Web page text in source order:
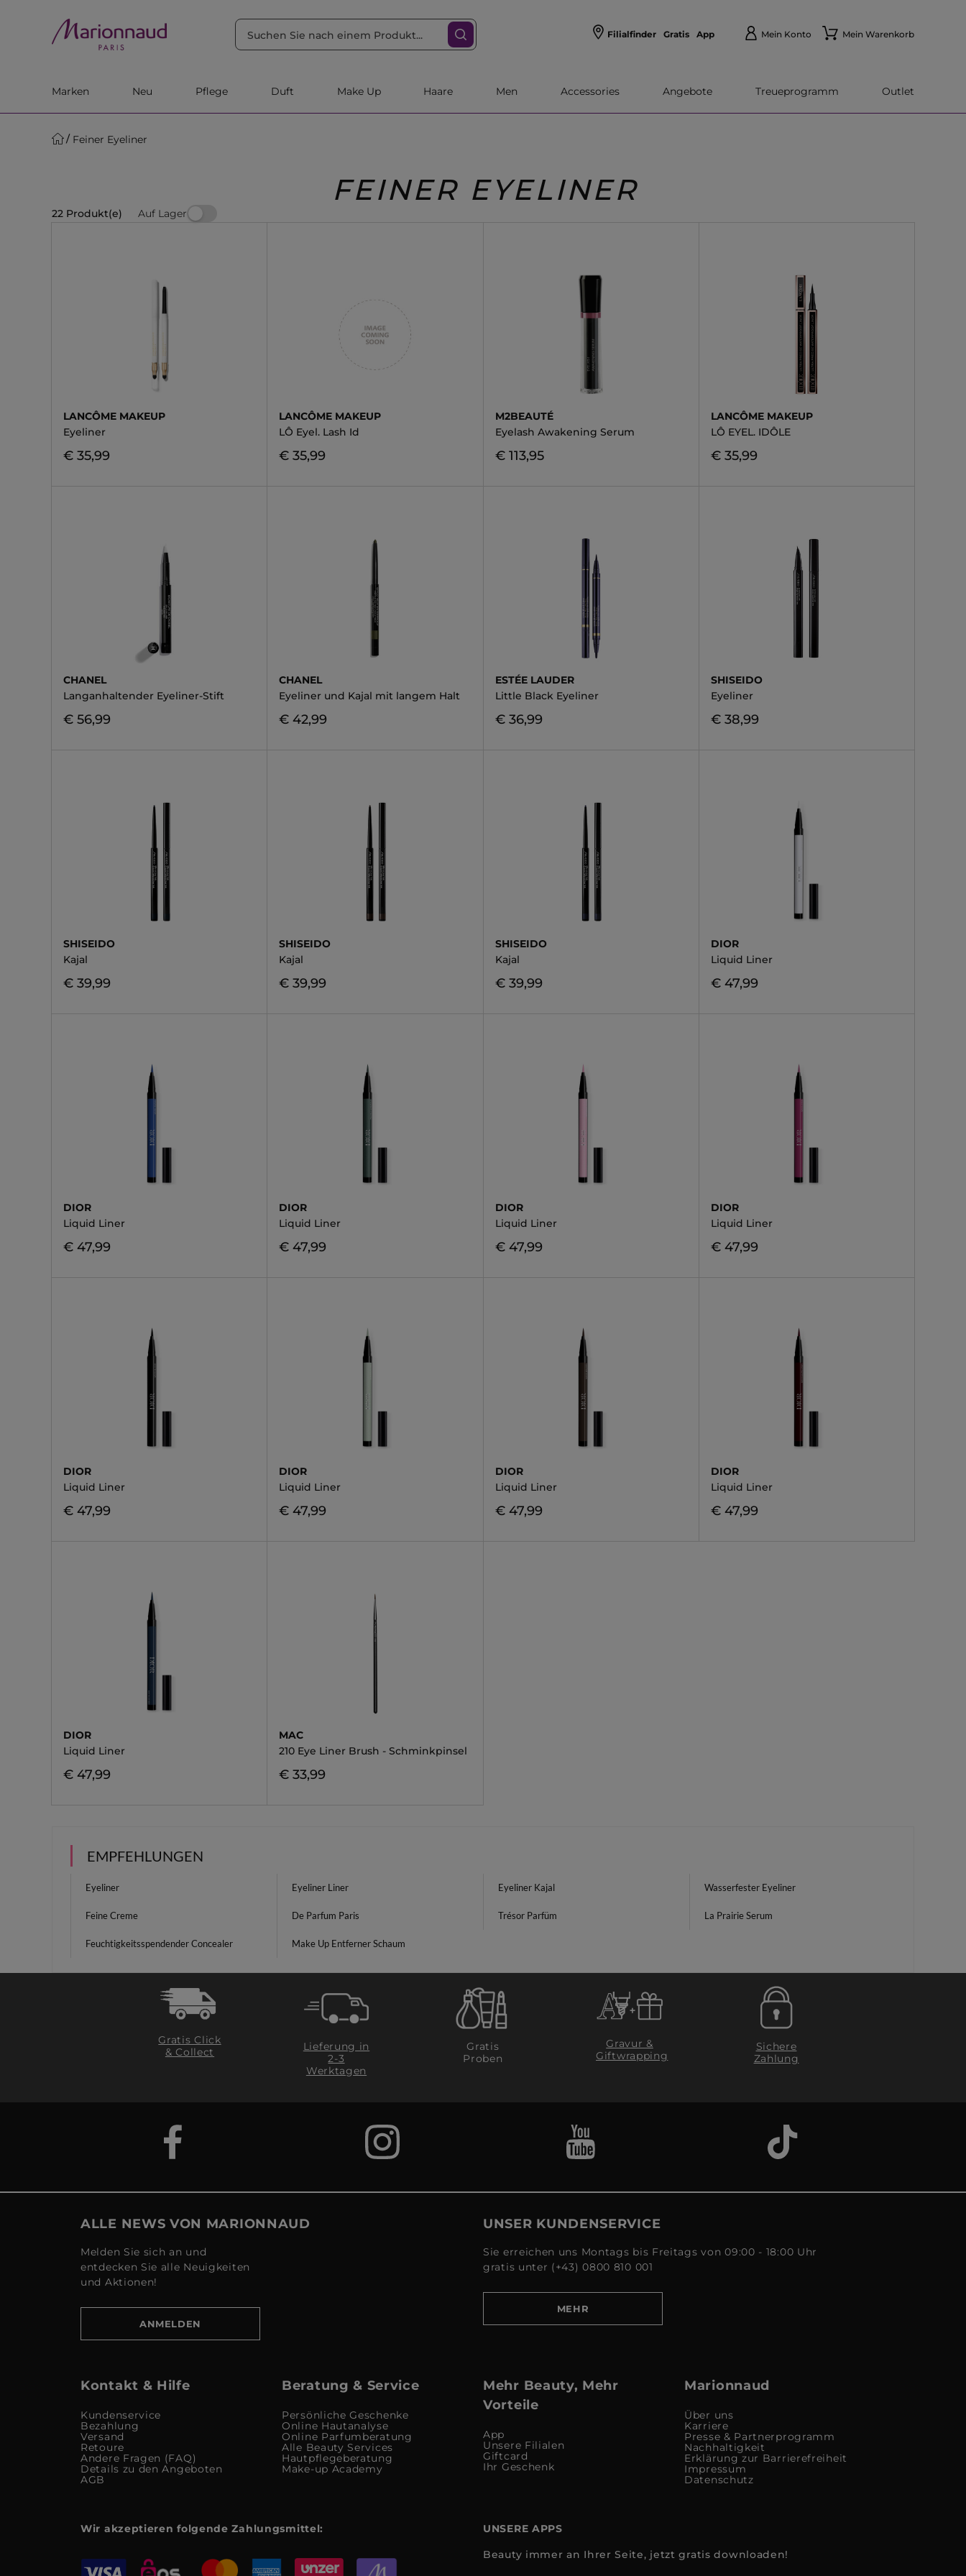
Filialfinder Gratis App Mein Konto Mein Warenkorb
Marken Neu Pflege Duft Make Up Haare Men Accessories Angebote Treueprogramm Outlet
Feiner Eyeliner
FEINER EYELINER
22 Produkt(e) Auf Lager
LANCÔME MAKEUP
Eyeliner
€ 35,99
LANCÔME MAKEUP
LÔ Eyel. Lash Id
€ 35,99
M2BEAUTÉ
Eyelash Awakening Serum
€ 113,95
LANCÔME MAKEUP
LÔ EYEL. IDÔLE
€ 35,99
CHANEL
Langanhaltender Eyeliner-Stift
€ 56,99
CHANEL
Eyeliner und Kajal mit langem Halt
€ 42,99
ESTÉE LAUDER
Little Black Eyeliner
€ 36,99
SHISEIDO
Eyeliner
€ 38,99
SHISEIDO
Kajal
€ 39,99
SHISEIDO
Kajal
€ 39,99
SHISEIDO
Kajal
€ 39,99
DIOR
Liquid Liner
€ 47,99
DIOR
Liquid Liner
€ 47,99
DIOR
Liquid Liner
€ 47,99
DIOR
Liquid Liner
€ 47,99
DIOR
Liquid Liner
€ 47,99
DIOR
Liquid Liner
€ 47,99
DIOR
Liquid Liner
€ 47,99
DIOR
Liquid Liner
€ 47,99
DIOR
Liquid Liner
€ 47,99
DIOR
Liquid Liner
€ 47,99
MAC
210 Eye Liner Brush - Schminkpinsel
€ 33,99
EMPFEHLUNGEN
Eyeliner Eyeliner Liner Eyeliner Kajal Wasserfester Eyeliner
Feine Creme De Parfum Paris Trésor Parfüm La Prairie Serum
Feuchtigkeitsspendender Concealer Make Up Entferner Schaum
Gratis Click
& Collect
Lieferung in
2-3
Werktagen
Gratis
Proben
Gravur &
Giftwrapping
Sichere
Zahlung
ALLE NEWS VON MARIONNAUD
Melden Sie sich an und
entdecken Sie alle Neuigkeiten
und Aktionen!
ANMELDEN
UNSER KUNDENSERVICE
Sie erreichen uns Montags bis Freitags von 09:00 - 18:00 Uhr
gratis unter (+43) 0800 810 001
MEHR
Kontakt & Hilfe
Kundenservice
Bezahlung
Versand
Retoure
Andere Fragen (FAQ)
Details zu den Angeboten
AGB
Beratung & Service
Persönliche Geschenke
Online Hautanalyse
Online Parfumberatung
Alle Beauty Services
Hautpflegeberatung
Make-up Academy
Mehr Beauty, Mehr
Vorteile
App
Unsere Filialen
Giftcard
Ihr Geschenk
Marionnaud
Über uns
Karriere
Presse & Partnerprogramm
Nachhaltigkeit
Erklärung zur Barrierefreiheit
Impressum
Datenschutz
Wir akzeptieren folgende Zahlungsmittel:
UNSERE APPS
Beauty immer an Ihrer Seite, jetzt gratis downloaden!